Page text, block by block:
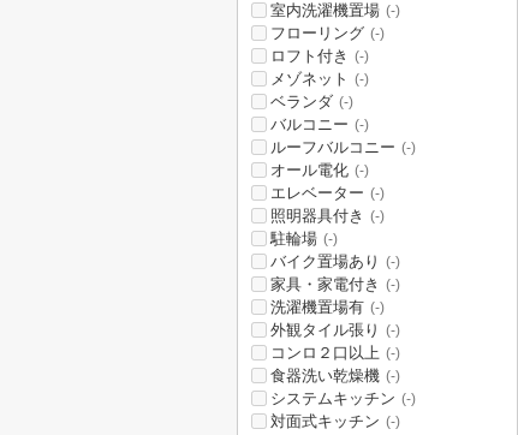
室内洗濯機置場 (-)
フローリング (-)
ロフト付き (-)
メゾネット (-)
ベランダ (-)
バルコニー (-)
ルーフバルコニー (-)
オール電化 (-)
エレベーター (-)
照明器具付き (-)
駐輪場 (-)
バイク置場あり (-)
家具・家電付き (-)
洗濯機置場有 (-)
外観タイル張り (-)
コンロ２口以上 (-)
食器洗い乾燥機 (-)
システムキッチン (-)
対面式キッチン (-)